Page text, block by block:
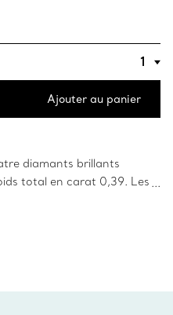
Ajouter au panier
diamants brillants
total en carat 0,39. Les